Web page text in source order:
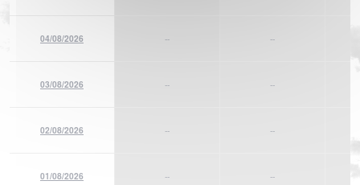
04/08/2026 -- --
03/08/2026 -- --
02/08/2026 -- --
01/08/2026 -- --